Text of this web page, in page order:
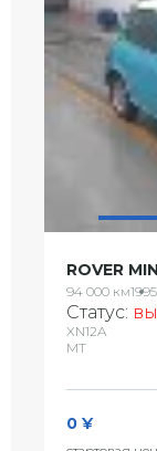
ROVER
94 000 км
Статус:
XN12A
MT
0 ¥